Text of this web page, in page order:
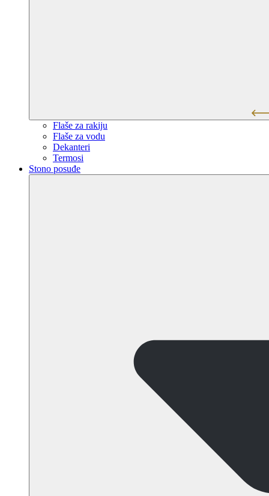
Flaše za rakiju
Flaše za vodu
Dekanteri
Termosi
Stono posuđe